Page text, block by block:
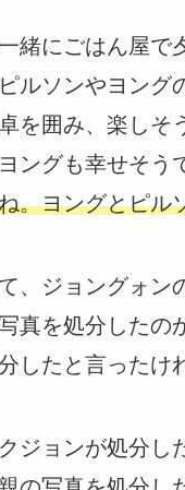
緒にごはん屋で
ルソンやヨング
を囲み、楽しそ
ングも幸せそう
。ヨングとピル
、ジョングォン
真を処分したの
したと言ったけ
ジョンが処分し